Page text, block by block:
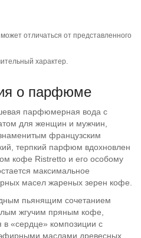
отличаться от представленного
характер.
о парфюме
парфюмерная вода с
для женщин и мужчин,
французским
терпкий парфюм вдохновлен
кофе Ristretto и его особому
максимальное
масел жареных зерен кофе.
пьянящим сочетанием
жгучим пряным кофе,
в «сердце» композиции с
маслами древесных